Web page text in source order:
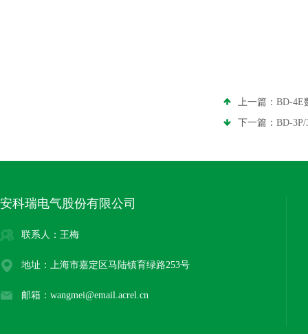
上一篇： BD-4E
下一篇： BD-
安科瑞电气股份有限公司
联系人：王梅
地址：上海市嘉定区马陆镇育绿路253号
邮箱：wangmei@email.acrel.cn